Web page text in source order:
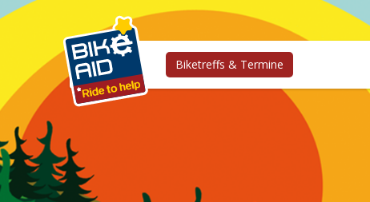
Biketreffs & Termine